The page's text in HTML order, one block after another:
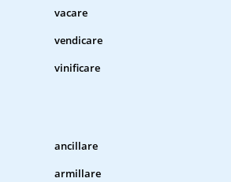
vacare
vendicare
vinificare
ancillare
armillare